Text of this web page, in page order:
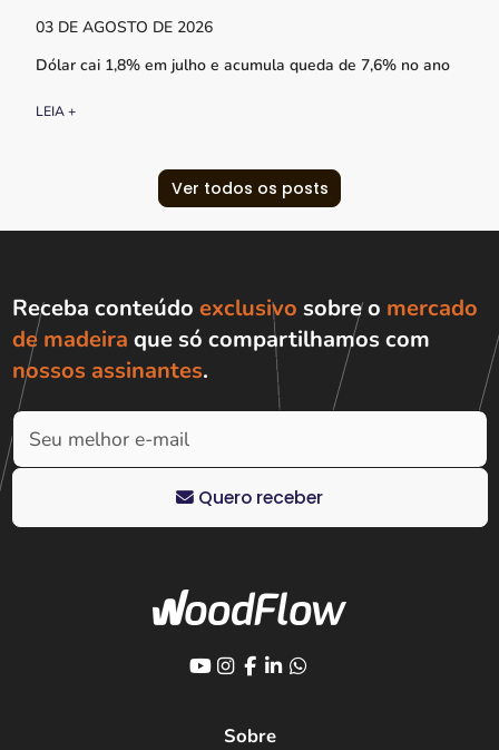
03 DE AGOSTO DE 2026
Dólar cai 1,8% em julho e acumula queda de 7,6% no ano
LEIA +
Ver todos os posts
Receba conteúdo exclusivo sobre o mercado
de madeira que só compartilhamos com
nossos assinantes.
Quero receber
Sobre